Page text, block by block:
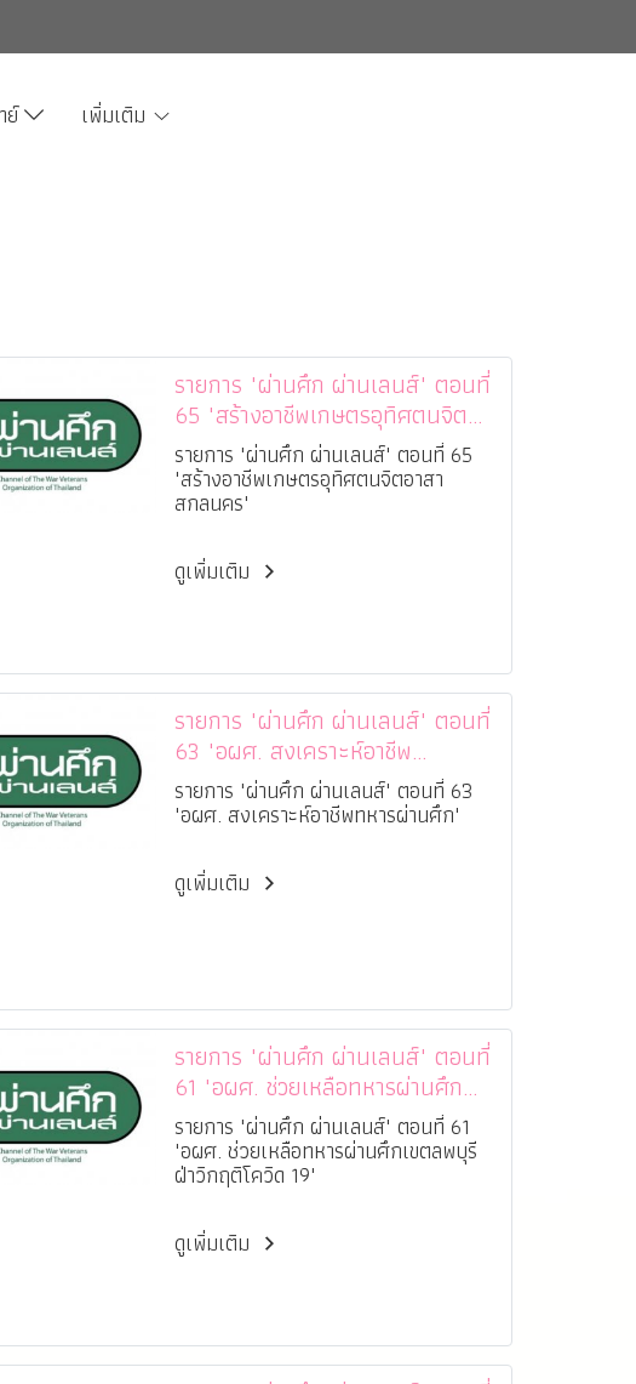
ย์ เพิ่มเติม
รายการ "ผ่านศึก ผ่านเลนส์" ตอนที่
65 "สร้างอาชีพเกษตรอุทิศตนจิต
อาสาสกลนคร"
รายการ "ผ่านศึก ผ่านเลนส์" ตอนที่ 65
"สร้างอาชีพเกษตรอุทิศตนจิตอาสา
สกลนคร"
ดูเพิ่มเติม
รายการ "ผ่านศึก ผ่านเลนส์" ตอนที่
63 "อผศ. สงเคราะห์อาชีพ
ทหารผ่านศึก"
รายการ "ผ่านศึก ผ่านเลนส์" ตอนที่ 63
"อผศ. สงเคราะห์อาชีพทหารผ่านศึก"
ดูเพิ่มเติม
รายการ "ผ่านศึก ผ่านเลนส์" ตอนที่
61 "อผศ. ช่วยเหลือทหารผ่านศึก
เขตลพบุรี ฝ่าวิกฤติโควิด 19"
รายการ "ผ่านศึก ผ่านเลนส์" ตอนที่ 61
"อผศ. ช่วยเหลือทหารผ่านศึกเขตลพบุรี
ฝ่าวิกฤติโควิด 19"
ดูเพิ่มเติม